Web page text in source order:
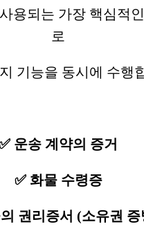
용되는 가장 핵심적
로
기능을 동시에 수행
운송 계약의 증거
✅ 화물 수령증
권리증서 (소유권 증